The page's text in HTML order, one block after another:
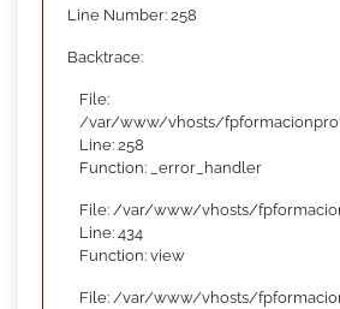
Line Number: 258
Backtrace:
File:
/var/www/vhosts/
Line: 258
Function: _error_handler
File: /var/www/vhosts/
Line: 434
Function: view
File: /var/www/vhosts/